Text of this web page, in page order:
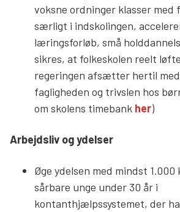
voksne ordninger klasser
særligt i indskolingen,
læringsforløb, små
sikres, at folkeskolen reelt
regeringen afsætter hertil
fagligheden og trivslen hos
om skolens timebank her)
Arbejdsliv og ydelser
Øge ydelsen med mindst
sårbare unge under 30 år i
kontanthjælpssystemet, der